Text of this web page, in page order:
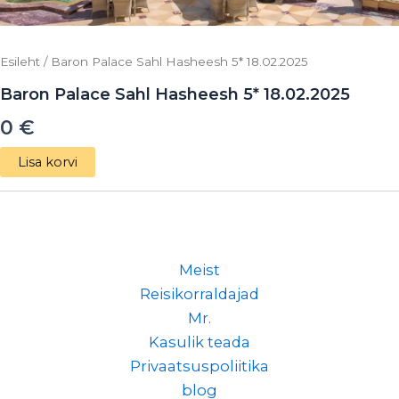
Esileht / Baron Palace Sahl Hasheesh 5* 18.02.2025
Baron Palace Sahl Hasheesh 5* 18.02.2025
0 €
Lisa korvi
Meist
Reisikorraldajad
Mr.
Kasulik teada
Privaatsuspoliitika
blog